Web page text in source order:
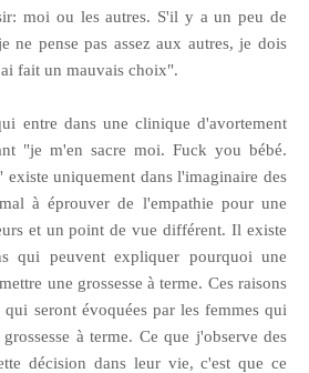
moi ou les autres. S'il y a un peu de
ne pense pas assez aux autres, je dois
fait un mauvais choix".
entre dans une clinique d'avortement
"je m'en sacre moi. Fuck you bébé.
uniquement dans l'imaginaire des
à éprouver de l'empathie pour une
et un point de vue différent. Il existe
qui peuvent expliquer pourquoi une
une grossesse à terme. Ces raisons
qui seront évoquées par les femmes qui
à terme. Ce que j'observe des
décision dans leur vie, c'est que ce